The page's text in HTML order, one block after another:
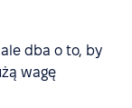
dba o to, by
wagę